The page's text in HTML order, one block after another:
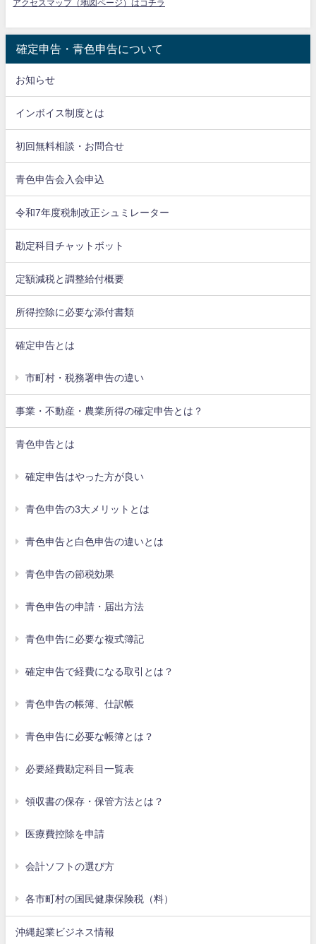
アクセスマップ（地図ページ）はコチラ
確定申告・青色申告について
お知らせ
インボイス制度とは
初回無料相談・お問合せ
青色申告会入会申込
令和7年度税制改正シュミレーター
勘定科目チャットボット
定額減税と調整給付概要
所得控除に必要な添付書類
確定申告とは
市町村・税務署申告の違い
事業・不動産・農業所得の確定申告とは？
青色申告とは
確定申告はやった方が良い
青色申告の3大メリットとは
青色申告と白色申告の違いとは
青色申告の節税効果
青色申告の申請・届出方法
青色申告に必要な複式簿記
確定申告で経費になる取引とは？
青色申告の帳簿、仕訳帳
青色申告に必要な帳簿とは？
必要経費勘定科目一覧表
領収書の保存・保管方法とは？
医療費控除を申請
会計ソフトの選び方
各市町村の国民健康保険税（料）
沖縄起業ビジネス情報